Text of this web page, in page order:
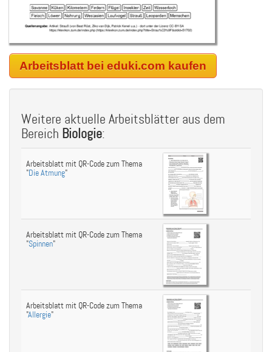
Arbeitsblatt bei eduki.com kaufen
Weitere aktuelle Arbeitsblätter aus dem
Bereich Biologie:
Arbeitsblatt mit QR-Code zum Thema
"Die Atmung"
Arbeitsblatt mit QR-Code zum Thema
"Spinnen"
Arbeitsblatt mit QR-Code zum Thema
"Allergie"